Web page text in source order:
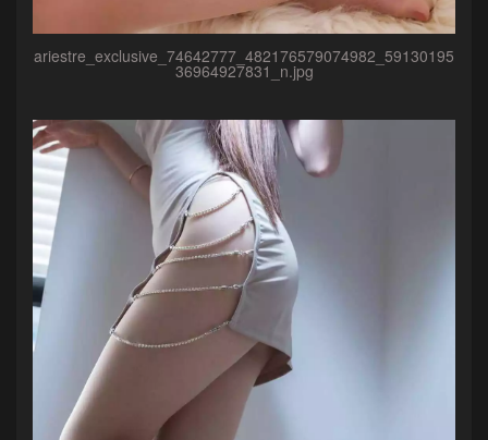
ariestre_exclusive_74642777_482176579074982_59130195
36964927831_n.jpg